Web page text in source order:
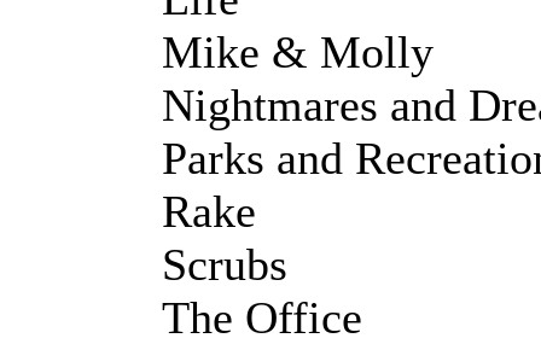
Mike & Molly
Nightmares and
Parks and
Rake
Scrubs
The Office